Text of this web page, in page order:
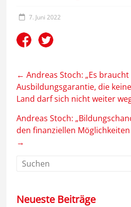
7. Juni 2022
← Andreas Stoch: „Es
Ausbildungsgarantie, die
Land darf sich nicht weiter
Andreas Stoch:
den finanziellen
→
Neueste Beiträge